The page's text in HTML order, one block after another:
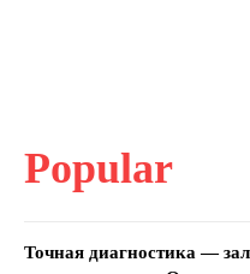
Popular
Точная диагностика —